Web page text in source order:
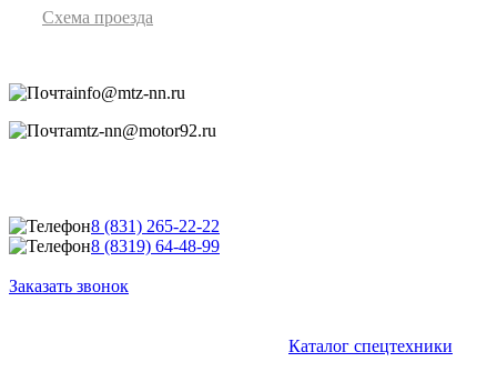
Схема проезда
info@mtz-nn.ru
mtz-nn@motor92.ru
8 (831) 265-22-22
8 (8319) 64-48-99
Заказать звонок
Каталог спецтехники